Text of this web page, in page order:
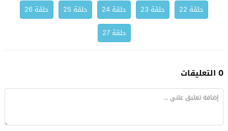
حلقة 22
حلقة 23 حلقة 24 حلقة 25
حلقة 26
حلقة 27
0 التعليقات